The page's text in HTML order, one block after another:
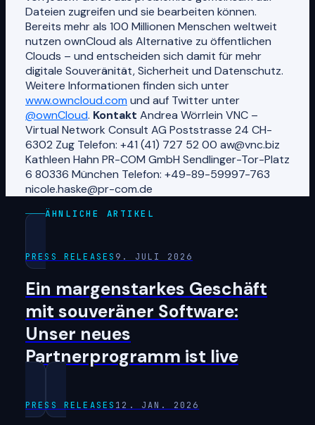
Dateien zugreifen und sie bearbeiten können.
Bereits mehr als 100 Millionen Menschen weltweit
nutzen ownCloud als Alternative zu öffentlichen
Clouds – und entscheiden sich damit für mehr
digitale Souveränität, Sicherheit und Datenschutz.
Weitere Informationen finden sich unter
www.owncloud.com und auf Twitter unter
@ownCloud. Kontakt Andrea Wörrlein VNC –
Virtual Network Consult AG Poststrasse 24 CH-
6302 Zug Telefon: +41 (41) 727 52 00 aw@vnc.biz
Kathleen Hahn PR-COM GmbH Sendlinger-Tor-Platz
6 80336 München Telefon: +49-89-59997-763
nicole.haske@pr-com.de
ÄHNLICHE ARTIKEL
PRESS RELEASES 9. JULI 2026
Ein margenstarkes Geschäft
mit souveräner Software:
Unser neues
Partnerprogramm ist live
PRESS RELEASES 12. JAN. 2026